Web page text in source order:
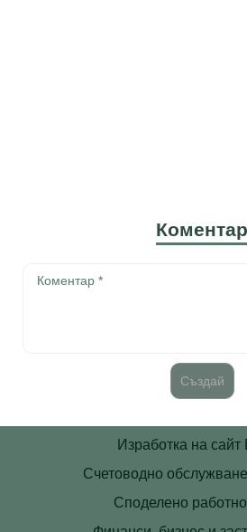
Коментар
Изработка на сайт
Счетоводно
Споделено